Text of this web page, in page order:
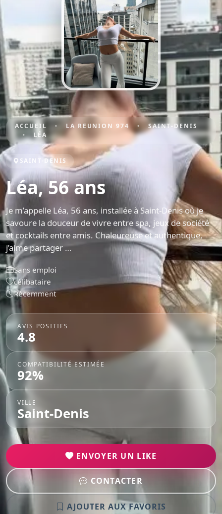
ACCUEIL LA REUNION 974
SAINT-DENIS
LÉA
SAINT-DENIS
Léa, 56 ans
Je m’appelle Léa, 56 ans, installée à Saint-Denis où je
savoure la douceur de vivre entre spa, jeux de société
et cocktails entre amis. Chaleureuse et authentique,
j’aime partager …
Sans emploi
célibataire
Récemment
AVIS POSITIFS
4.8
COMPATIBILITÉ ESTIMÉE
92%
VILLE
Saint-Denis
ENVOYER UN LIKE
CONTACTER
AJOUTER AUX FAVORIS